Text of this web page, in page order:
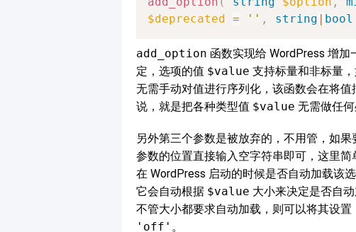
$deprecated = '' , string | bool
add_option 函数实现给 WordPress 增
定，选项的值 $value 支持标量和非标量
无需手动对值进行序列化，该函数会在将
说，就是把各种类型值 $value 无需做任
另外第三个参数是被放弃的，不用管，如果
参数的位置直接输入空字符串即可，这里
在 WordPress 启动的时候是否自动加载该
它会自动根据 $value 大小来决定是否自
不管大小都要求自动加载，则可以将其设置
'off' 。